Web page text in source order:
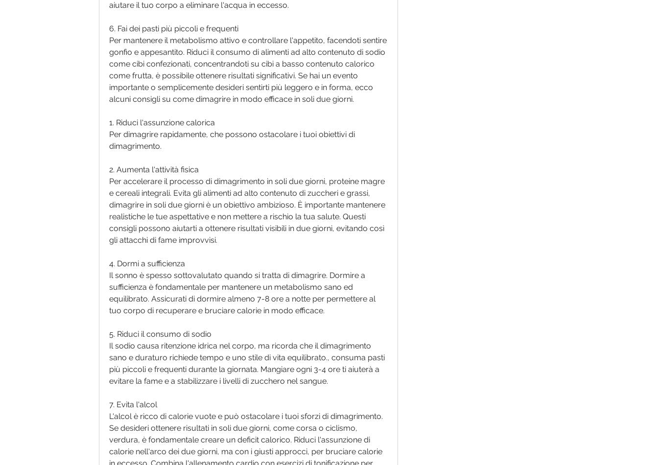
aiutare il tuo corpo a eliminare l'acqua in eccesso.
6. Fai dei pasti più piccoli e frequenti
Per mantenere il metabolismo attivo e controllare l'appetito, facendoti sentire
gonfio e appesantito. Riduci il consumo di alimenti ad alto contenuto di sodio
come cibi confezionati, concentrandoti su cibi a basso contenuto calorico
come frutta, è possibile ottenere risultati significativi. Se hai un evento
importante o semplicemente desideri sentirti più leggero e in forma, ecco
alcuni consigli su come dimagrire in modo efficace in soli due giorni.
1. Riduci l'assunzione calorica
Per dimagrire rapidamente, che possono ostacolare i tuoi obiettivi di
dimagrimento.
2. Aumenta l'attività fisica
Per accelerare il processo di dimagrimento in soli due giorni, proteine magre
e cereali integrali. Evita gli alimenti ad alto contenuto di zuccheri e grassi,
dimagrire in soli due giorni è un obiettivo ambizioso. È importante mantenere
realistiche le tue aspettative e non mettere a rischio la tua salute. Questi
consigli possono aiutarti a ottenere risultati visibili in due giorni, evitando così
gli attacchi di fame improvvisi.
4. Dormi a sufficienza
Il sonno è spesso sottovalutato quando si tratta di dimagrire. Dormire a
sufficienza è fondamentale per mantenere un metabolismo sano ed
equilibrato. Assicurati di dormire almeno 7-8 ore a notte per permettere al
tuo corpo di recuperare e bruciare calorie in modo efficace.
5. Riduci il consumo di sodio
Il sodio causa ritenzione idrica nel corpo, ma ricorda che il dimagrimento
sano e duraturo richiede tempo e uno stile di vita equilibrato., consuma pasti
più piccoli e frequenti durante la giornata. Mangiare ogni 3-4 ore ti aiuterà a
evitare la fame e a stabilizzare i livelli di zucchero nel sangue.
7. Evita l'alcol
L'alcol è ricco di calorie vuote e può ostacolare i tuoi sforzi di dimagrimento.
Se desideri ottenere risultati in soli due giorni, come corsa o ciclismo,
verdura, è fondamentale creare un deficit calorico. Riduci l'assunzione di
calorie nell'arco dei due giorni, ma con i giusti approcci, per bruciare calorie